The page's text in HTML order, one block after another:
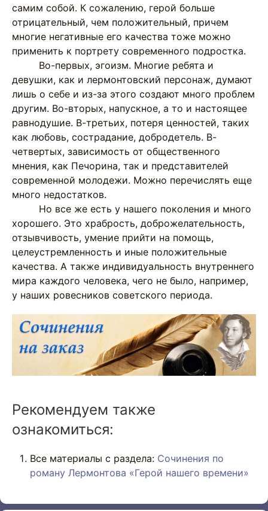
самим собой. К сожалению, герой больше
отрицательный, чем положительный, причем
многие негативные его качества тоже можно
применить к портрету современного подростка.
Во-первых, эгоизм. Многие ребята и
девушки, как и лермонтовский персонаж, думают
лишь о себе и из-за этого создают много проблем
другим. Во-вторых, напускное, а то и настоящее
равнодушие. В-третьих, потеря ценностей, таких
как любовь, сострадание, добродетель. В-
четвертых, зависимость от общественного
мнения, как Печорина, так и представителей
современной молодежи. Можно перечислять еще
много недостатков.
Но все же есть у нашего поколения и много
хорошего. Это храбрость, доброжелательность,
отзывчивость, умение прийти на помощь,
целеустремленность и иные положительные
качества. А также индивидуальность внутреннего
мира каждого человека, чего не было, например,
у наших ровесников советского периода.
Рекомендуем также
ознакомиться:
Все материалы с раздела: Сочинения по
роману Лермонтова «Герой нашего времени»